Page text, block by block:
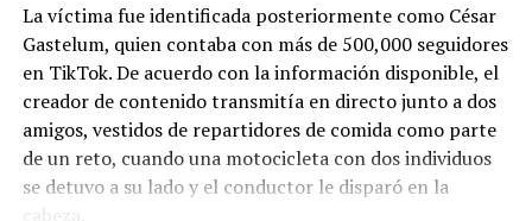
La víctima fue identificada posteriormente como César
Gastelum, quien contaba con más de 500,000 seguidores
en TikTok. De acuerdo con la información disponible, el
creador de contenido transmitía en directo junto a dos
amigos, vestidos de repartidores de comida como parte
de un reto, cuando una motocicleta con dos individuos
se detuvo a su lado y el conductor le disparó en la
cabeza.